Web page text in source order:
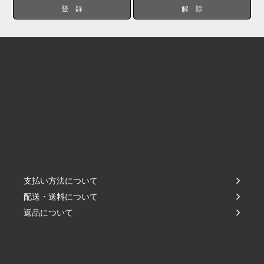
支払い方法について
配送・送料について
返品について